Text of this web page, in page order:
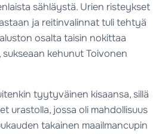
sähläystä. Urien risteykset
ja reitinvalinnat tuli tehtyä
osalta taisin nokittaa
kehunut Toivonen
tyytyväinen kisaansa, sillä
urastolla, jossa oli mahdollisuus
takainen maailmancupin